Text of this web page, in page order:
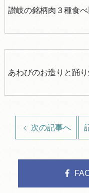
讃岐の銘柄肉３種食
あわびのお造りと踊
次の記事へ